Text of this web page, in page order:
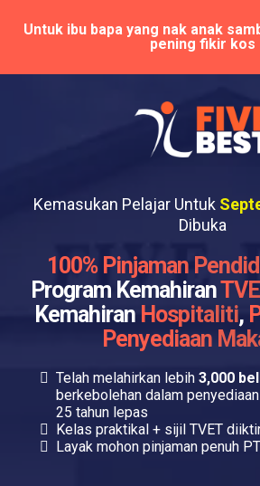
Untuk ibu bapa yang nak anak
pening fikir kos
Kemasukan Pelajar Untuk
Dibuka
100% Pinjaman
Program Kemahiran
Kemahiran Hospitaliti,
Penyediaan
Telah melahirkan lebih 3,000
berkebolehan dalam
25 tahun lepas
Kelas praktikal + sijil TVET
Layak mohon pinjaman penuh